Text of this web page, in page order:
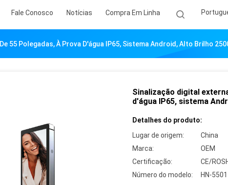
Fale Conosco Notícias Compra Em Linha
55 Polegadas, À Prova D'água IP65, Sistema Android, Alto Brilho
Sinalização digital
d'água IP65, sistema
Detalhes do produto:
Lugar de origem:
China
Marca:
OEM
Certificação:
CE/
Número do modelo:
HN-5501